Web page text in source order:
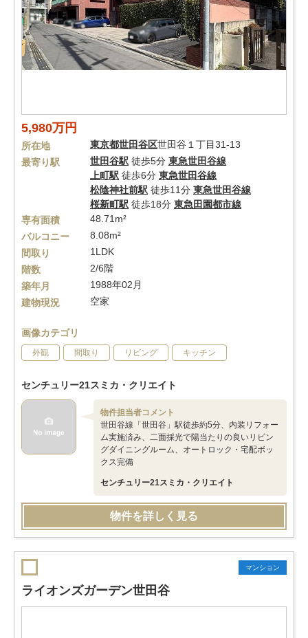
5,980万円
所在地 東京都世田谷区世田谷１丁目31-13
最寄り駅
世田谷駅 徒歩5分 東急世田谷線
上町駅 徒歩6分 東急世田谷線
松陰神社前駅 徒歩11分 東急世田谷線
桜新町駅 徒歩18分 東急田園都市線
専有面積
48.71m²
バルコニー
8.08m²
間取り
1LDK
階数
2/6階
築年月
1988年02月
建物現況
空家
画像カテゴリ
外観 間取り リビング キッチン
センチュリー21スミカ・クリエイト
物件担当者コメント
世田谷線「世田谷」駅徒歩約5分、内装リフォー
ム実施済み、二面採光で陽当たりの良いリビン
グダイニングルーム、オートロック・宅配ボッ
クス完備
センチュリー21スミカ・クリエイト
物件を詳しく見る
マンション
ライオンズガーデン世田谷